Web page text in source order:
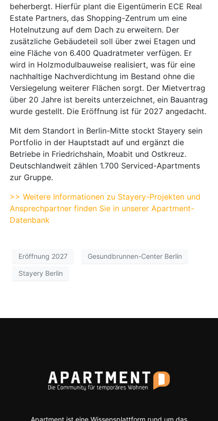
beherbergt. Hierfür plant die Eigentümerin ECE Real
Estate Partners, das Shopping-Zentrum um eine
Hotelnutzung auf dem Dach zu erweitern. Der
zusätzliche Gebäudeteil soll über zwei Etagen und
eine Fläche von 6.400 Quadratmeter verfügen. Er
wird in Holzmodulbauweise realisiert, was für eine
nachhaltige Nachverdichtung im Bestand ohne die
Versiegelung weiterer Flächen sorgt. Der Mietvertrag
über 20 Jahre ist bereits unterzeichnet, ein Bauantrag
wurde gestellt. Die Eröffnung ist für 2027 angedacht.
Mit dem Standort in Berlin-Mitte stockt Stayery sein
Portfolio in der Hauptstadt auf und ergänzt die
Betriebe in Friedrichshain, Moabit und Ostkreuz.
Deutschlandweit zählen 1.700 Serviced-Apartments
zur Gruppe.
>> Weitere Informationen zu Stayery-Projekten und
Ansprechpartner finden Sie in unserer Apartment-
Datenbank
Eröffnung 2027 Gesundbrunnen-Center Berlin
Stayery Berlin
Apartment ist eine Wissensplattform rund um das